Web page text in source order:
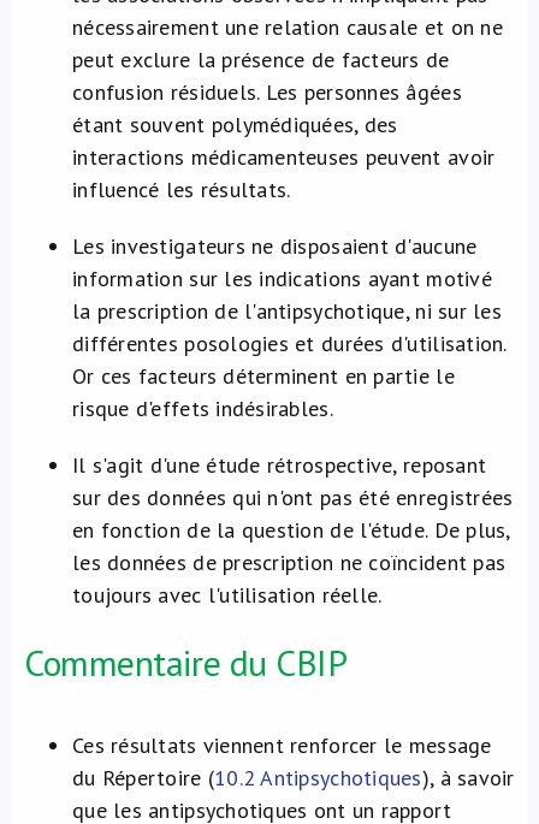
nécessairement une relation causale et on ne
peut exclure la présence de facteurs de
confusion résiduels. Les personnes âgées
étant souvent polymédiquées, des
interactions médicamenteuses peuvent avoir
influencé les résultats.
Les investigateurs ne disposaient d'aucune
information sur les indications ayant motivé
la prescription de l'antipsychotique, ni sur les
différentes posologies et durées d'utilisation.
Or ces facteurs déterminent en partie le
risque d'effets indésirables.
Il s'agit d'une étude rétrospective, reposant
sur des données qui n'ont pas été enregistrées
en fonction de la question de l'étude. De plus,
les données de prescription ne coïncident pas
toujours avec l'utilisation réelle.
Commentaire du CBIP
Ces résultats viennent renforcer le message
du Répertoire (10.2 Antipsychotiques), à savoir
que les antipsychotiques ont un rapport